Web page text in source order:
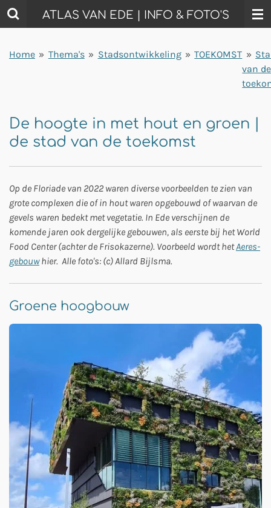
Ga
direct
de
ATLAS VAN EDE | INFO & FOTO'S
Home » Thema's » Stadsontwikkeling » TOEKOMST »
van de
De hoogte in met hout en groen |
de stad van de toekomst
Op de Floriade van 2022 waren diverse voorbeelden te zien van
grote complexen die of in hout waren opgebouwd of waarvan de
gevels waren bedekt met vegetatie. In Ede verschijnen de
komende jaren ook dergelijke gebouwen, als eerste bij het World
Food Center (achter de Frisokazerne). Voorbeeld wordt hetAeres-
gebouwhier. Alle foto's: (c) Allard Bijlsma.
Groene hoogbouw